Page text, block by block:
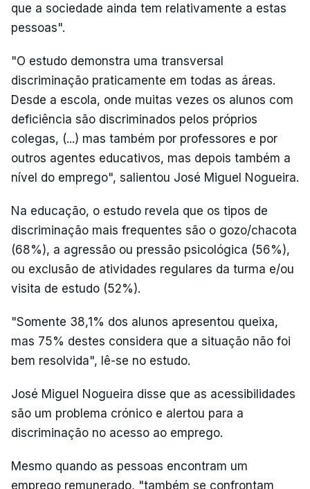
que a sociedade ainda tem relativamente a estas
pessoas".
"O estudo demonstra uma transversal
discriminação praticamente em todas as áreas.
Desde a escola, onde muitas vezes os alunos com
deficiência são discriminados pelos próprios
colegas, (...) mas também por professores e por
outros agentes educativos, mas depois também a
nível do emprego", salientou José Miguel Nogueira.
Na educação, o estudo revela que os tipos de
discriminação mais frequentes são o gozo/chacota
(68%), a agressão ou pressão psicológica (56%),
ou exclusão de atividades regulares da turma e/ou
visita de estudo (52%).
"Somente 38,1% dos alunos apresentou queixa,
mas 75% destes considera que a situação não foi
bem resolvida", lê-se no estudo.
José Miguel Nogueira disse que as acessibilidades
são um problema crónico e alertou para a
discriminação no acesso ao emprego.
Mesmo quando as pessoas encontram um
emprego remunerado, "também se confrontam